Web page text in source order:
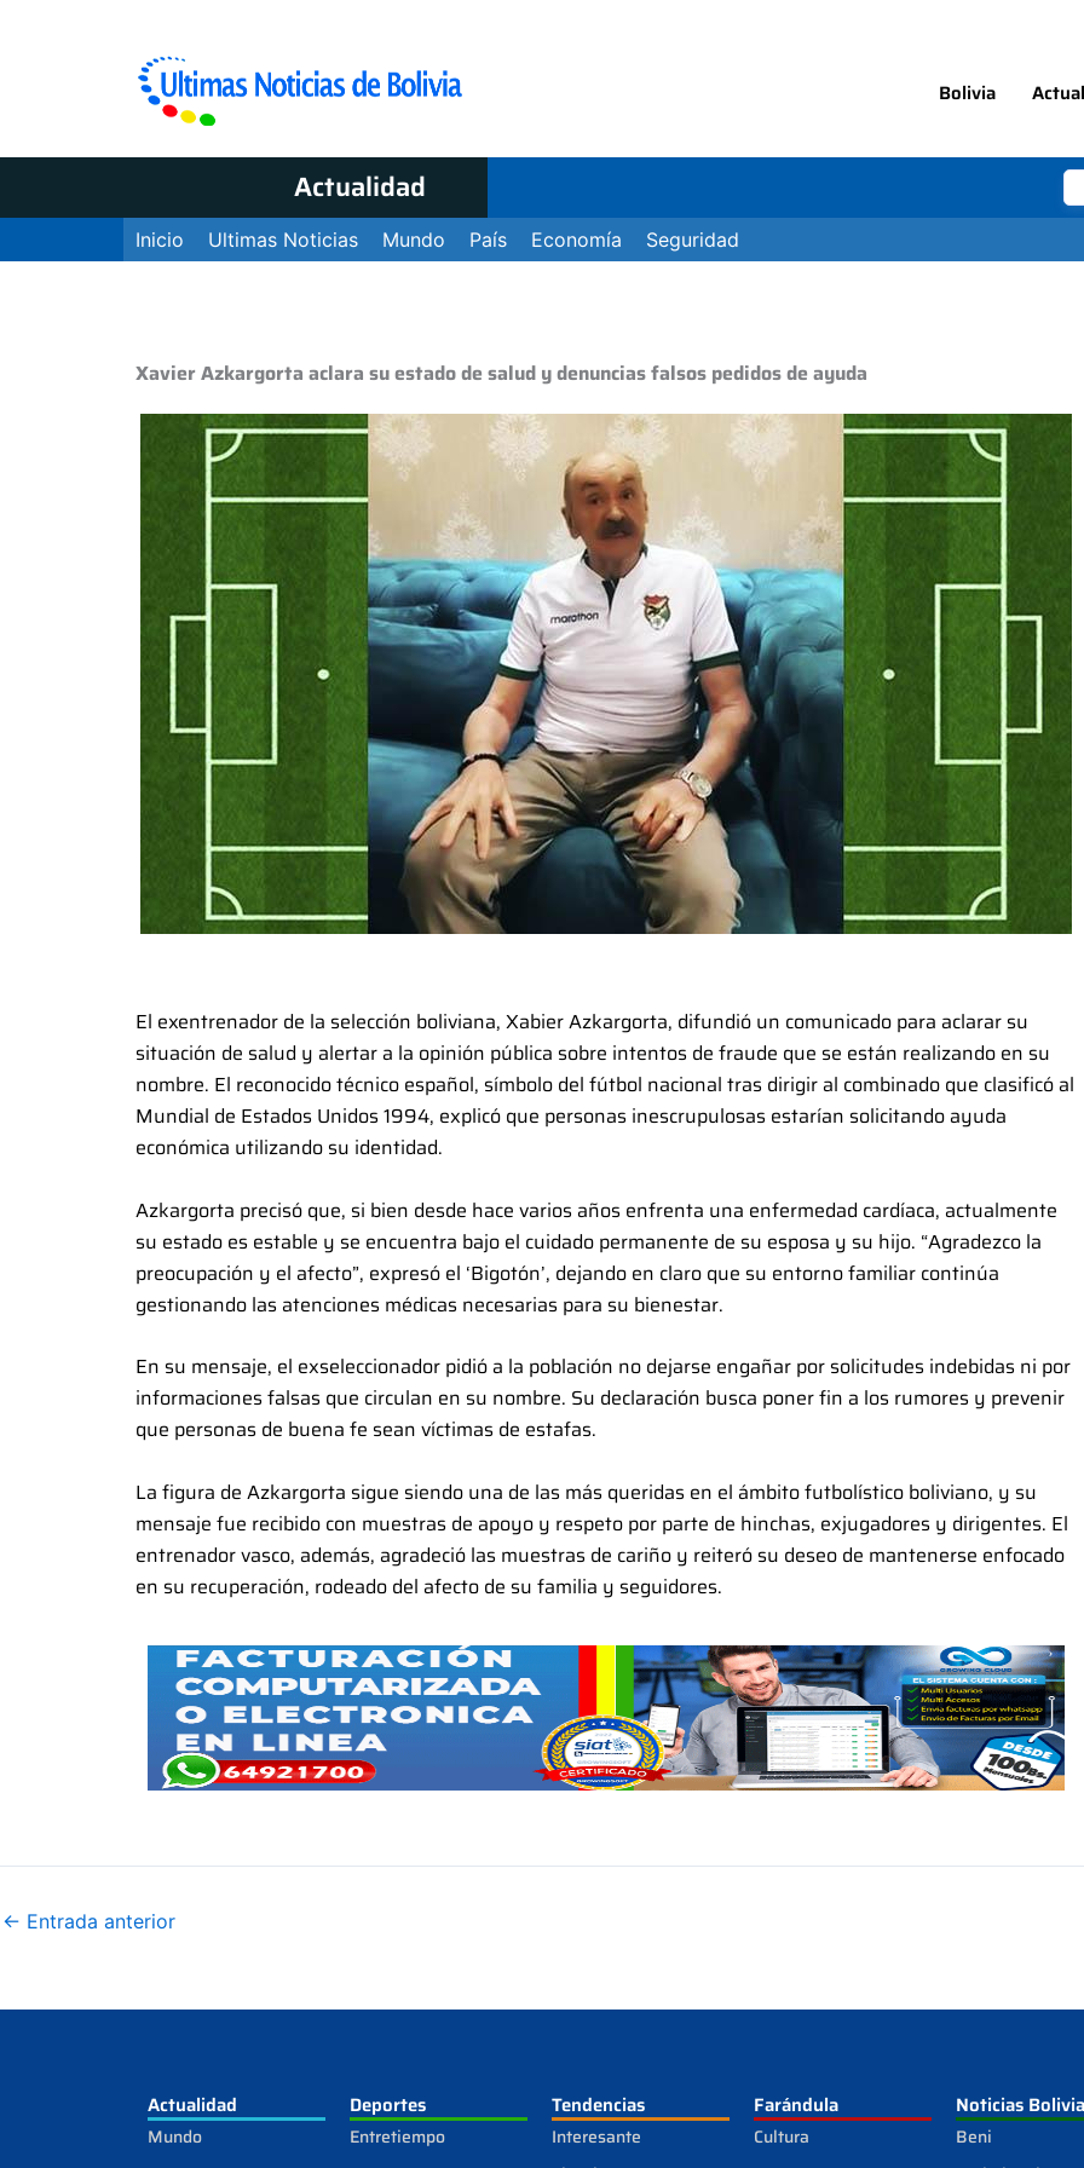
Bolivia
Actualidad
Inicio Ultimas Noticias Mundo País Economía Seguridad
Xavier Azkargorta aclara su estado de salud y denuncias falsos pedidos de ayuda
El exentrenador de la selección boliviana, Xabier Azkargorta, difundió un comunicado para aclarar su
situación de salud y alertar a la opinión pública sobre intentos de fraude que se están realizando en su
nombre. El reconocido técnico español, símbolo del fútbol nacional tras dirigir al combinado que clasificó al
Mundial de Estados Unidos 1994, explicó que personas inescrupulosas estarían solicitando ayuda
económica utilizando su identidad.
Azkargorta precisó que, si bien desde hace varios años enfrenta una enfermedad cardíaca, actualmente
su estado es estable y se encuentra bajo el cuidado permanente de su esposa y su hijo. “Agradezco la
preocupación y el afecto”, expresó el ‘Bigotón’, dejando en claro que su entorno familiar continúa
gestionando las atenciones médicas necesarias para su bienestar.
En su mensaje, el exseleccionador pidió a la población no dejarse engañar por solicitudes indebidas ni por
informaciones falsas que circulan en su nombre. Su declaración busca poner fin a los rumores y prevenir
que personas de buena fe sean víctimas de estafas.
La figura de Azkargorta sigue siendo una de las más queridas en el ámbito futbolístico boliviano, y su
mensaje fue recibido con muestras de apoyo y respeto por parte de hinchas, exjugadores y dirigentes. El
entrenador vasco, además, agradeció las muestras de cariño y reiteró su deseo de mantenerse enfocado
en su recuperación, rodeado del afecto de su familia y seguidores.
← Entrada anterior
Actualidad
Mundo
Deportes
Entretiempo
Tendencias
Interesante
Farándula
Cultura
Noticias Bolivia
Beni